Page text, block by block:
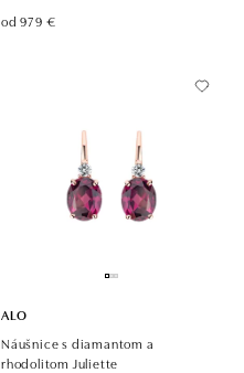
od 979 €
ALO
Náušnice s diamantom a
rhodolitom Juliette